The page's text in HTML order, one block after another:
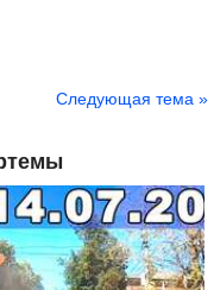
Следующая тема »